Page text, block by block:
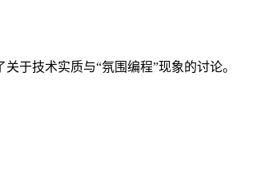
于技术实质与“氛围编程”现象的讨论。